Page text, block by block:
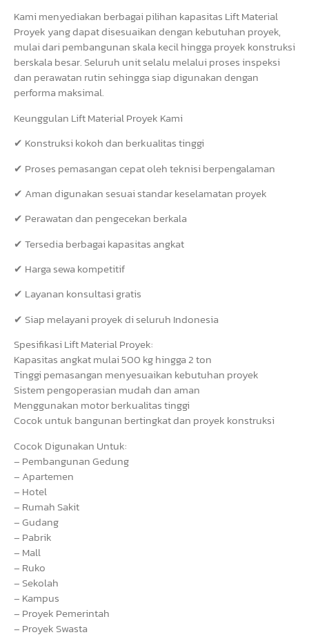
Kami menyediakan berbagai pilihan kapasitas Lift Material
Proyek yang dapat disesuaikan dengan kebutuhan proyek,
mulai dari pembangunan skala kecil hingga proyek konstruksi
berskala besar. Seluruh unit selalu melalui proses inspeksi
dan perawatan rutin sehingga siap digunakan dengan
performa maksimal.
Keunggulan Lift Material Proyek Kami
✔ Konstruksi kokoh dan berkualitas tinggi
✔ Proses pemasangan cepat oleh teknisi berpengalaman
✔ Aman digunakan sesuai standar keselamatan proyek
✔ Perawatan dan pengecekan berkala
✔ Tersedia berbagai kapasitas angkat
✔ Harga sewa kompetitif
✔ Layanan konsultasi gratis
✔ Siap melayani proyek di seluruh Indonesia
Spesifikasi Lift Material Proyek:
Kapasitas angkat mulai 500 kg hingga 2 ton
Tinggi pemasangan menyesuaikan kebutuhan proyek
Sistem pengoperasian mudah dan aman
Menggunakan motor berkualitas tinggi
Cocok untuk bangunan bertingkat dan proyek konstruksi
Cocok Digunakan Untuk:
– Pembangunan Gedung
– Apartemen
– Hotel
– Rumah Sakit
– Gudang
– Pabrik
– Mall
– Ruko
– Sekolah
– Kampus
– Proyek Pemerintah
– Proyek Swasta